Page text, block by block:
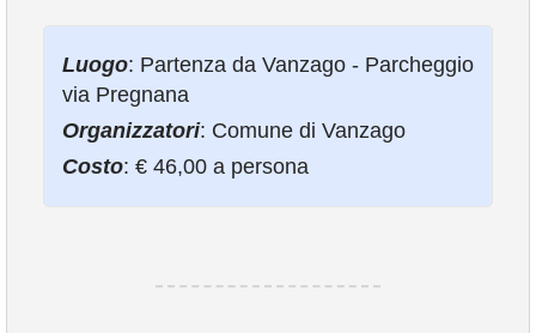
COMUNICAZIONE
Luogo: Partenza da Vanzago - Parcheggio
via Pregnana
Organizzatori: Comune di Vanzago
Costo: € 46,00 a persona